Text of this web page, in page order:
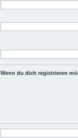
Wenn du dich registrieren